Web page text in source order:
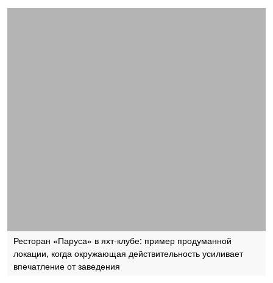
Ресторан «Паруса» в яхт-клубе: пример продуманной
локации, когда окружающая действительность усиливает
впечатление от заведения